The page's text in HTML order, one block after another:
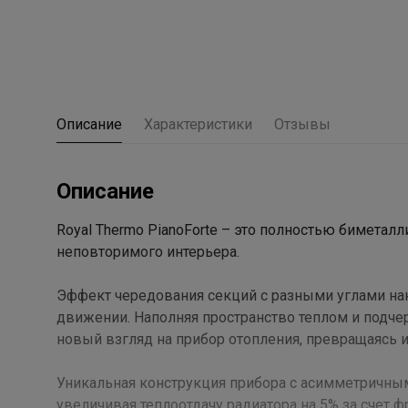
Описание Характеристики Отзывы
Описание
Royal Thermo PianoForte – это полностью
неповторимого интерьера.
Эффект чередования секций с разными углами
движении. Наполняя пространство теплом и
новый взгляд на прибор отопления, превращаясь
Уникальная конструкция прибора с